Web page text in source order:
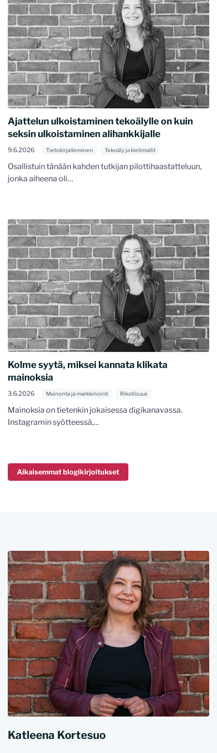
Ajattelun ulkoistaminen tekoälylle on kuin
seksin ulkoistaminen alihankkijalle
9.6.2026 Tietokirjaileminen Tekoäly ja kielimallit
Osallistuin tänään kahden tutkijan pilottihaastatteluun,
jonka aiheena oli…
Kolme syytä, miksei kannata klikata
mainoksia
3.6.2026 Mainonta ja markkinointi Rikollisuus
Mainoksia on tietenkin jokaisessa digikanavassa.
Instagramin syötteessä,…
Aikaisemmat blogikirjoitukset
Katleena Kortesuo